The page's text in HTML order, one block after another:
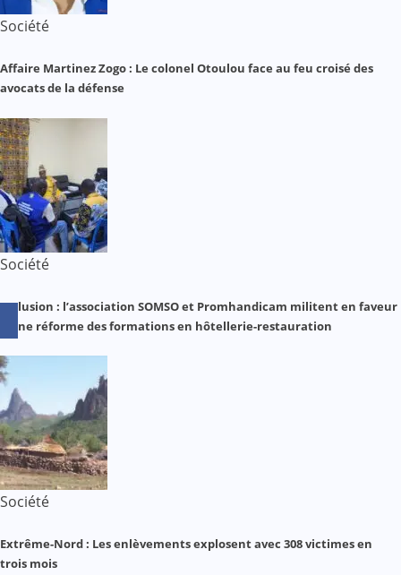
Société
Affaire Martinez Zogo : Le colonel Otoulou face au feu croisé des
avocats de la défense
Société
Inclusion : l’association SOMSO et Promhandicam militent en faveur
d’une réforme des formations en hôtellerie-restauration
Société
Extrême-Nord : Les enlèvements explosent avec 308 victimes en
trois mois